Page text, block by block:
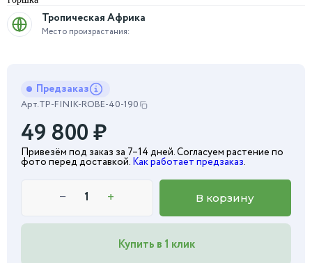
Место произрастания:
Тропическая Африка
Предзаказ
Арт.TP-FINIK-ROBE-40-190
49 800₽
Привезём под заказ за 7–14 дней. Согласуем растение по
фото перед доставкой. Как работает предзаказ.
− + В корзину
Купить в 1 клик